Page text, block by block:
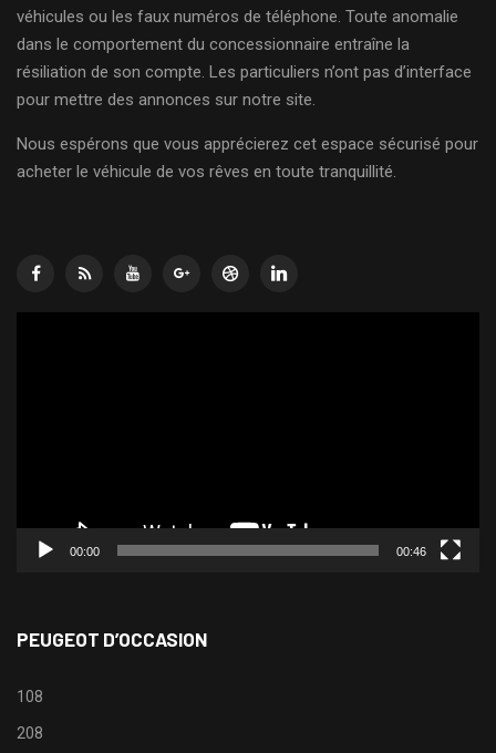
véhicules ou les faux numéros de téléphone. Toute anomalie
dans le comportement du concessionnaire entraîne la
résiliation de son compte. Les particuliers n’ont pas d’interface
pour mettre des annonces sur notre site.
Nous espérons que vous apprécierez cet espace sécurisé pour
acheter le véhicule de vos rêves en toute tranquillité.
00:00 00:46
PEUGEOT D’OCCASION
108
208